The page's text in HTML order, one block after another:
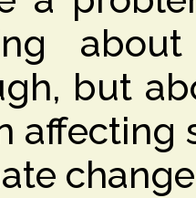
but
affecting